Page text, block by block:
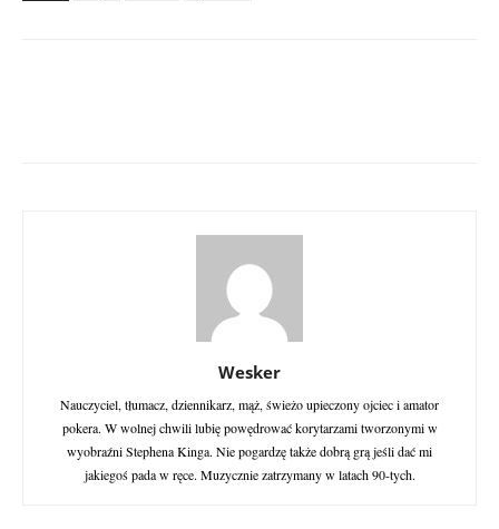
Wesker
Nauczyciel, tłumacz, dziennikarz, mąż, świeżo upieczony ojciec i amator
pokera. W wolnej chwili lubię powędrować korytarzami tworzonymi w
wyobraźni Stephena Kinga. Nie pogardzę także dobrą grą jeśli dać mi
jakiegoś pada w ręce. Muzycznie zatrzymany w latach 90-tych.